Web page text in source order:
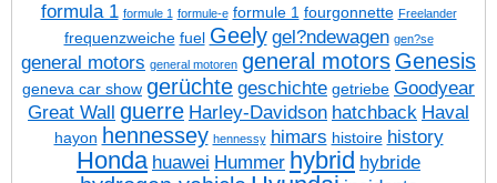
formula 1 formule 1 formule-e formule 1 fourgonnette Freelander
frequenzweiche fuel Geely gel?ndewagen gen?se
general motors general motoren general motors Genesis
geneva car show gerüchte geschichte getriebe Goodyear
Great Wall guerre Harley-Davidson hatchback Haval
hayon hennessey hennessy himars histoire history
Honda huawei Hummer hybrid hybride